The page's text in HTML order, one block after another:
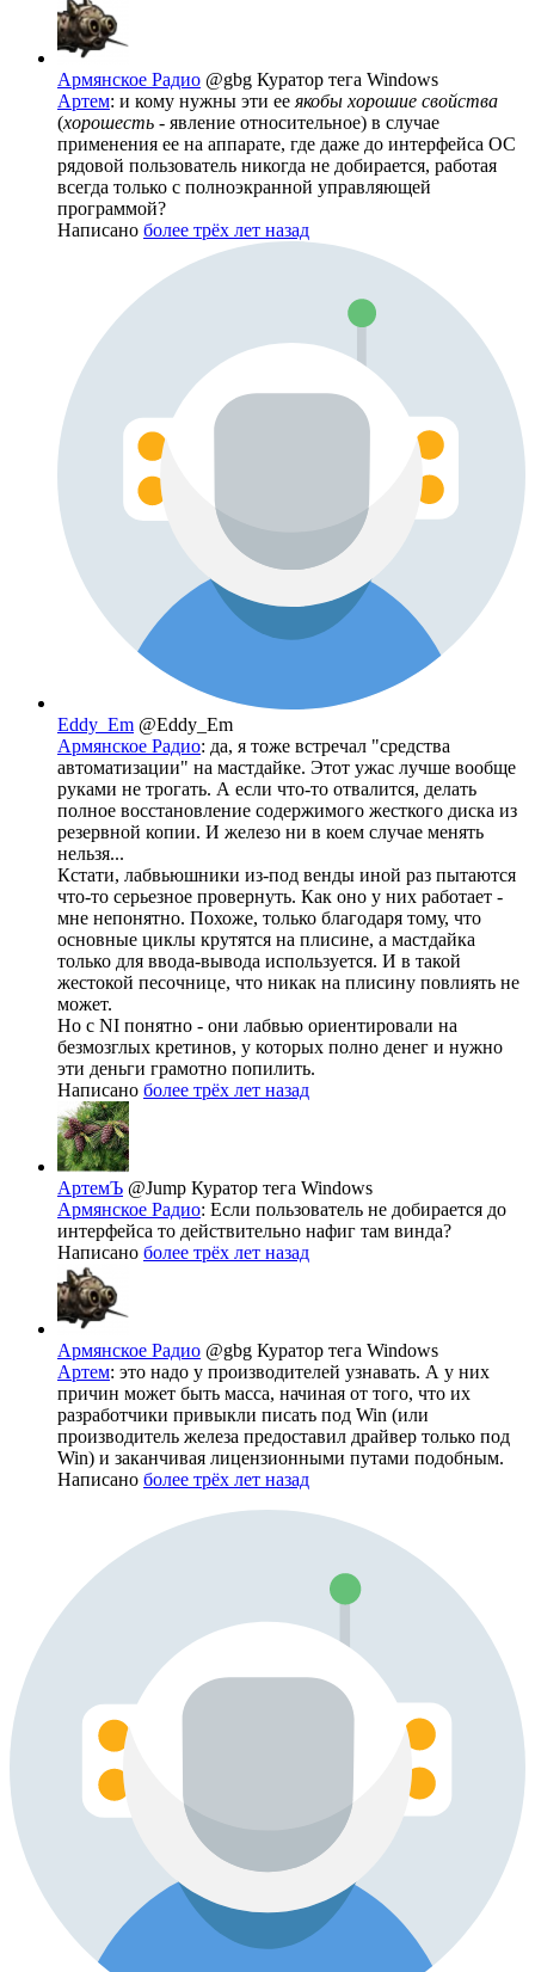
Армянское Радио @gbg Куратор тега Windows
Артем: и кому нужны эти ее якобы хорошие свойства
(хорошесть - явление относительное) в случае
применения ее на аппарате, где даже до интерфейса ОС
рядовой пользователь никогда не добирается, работая
всегда только с полноэкранной управляющей
программой?
Написано более трёх лет назад
Eddy_Em @Eddy_Em
Армянское Радио: да, я тоже встречал "средства
автоматизации" на мастдайке. Этот ужас лучше вообще
руками не трогать. А если что-то отвалится, делать
полное восстановление содержимого жесткого диска из
резервной копии. И железо ни в коем случае менять
нельзя...
Кстати, лабвьюшники из-под венды иной раз пытаются
что-то серьезное провернуть. Как оно у них работает -
мне непонятно. Похоже, только благодаря тому, что
основные циклы крутятся на плисине, а мастдайка
только для ввода-вывода используется. И в такой
жестокой песочнице, что никак на плисину повлиять не
может.
Но с NI понятно - они лабвью ориентировали на
безмозглых кретинов, у которых полно денег и нужно
эти деньги грамотно попилить.
Написано более трёх лет назад
АртемЪ @Jump Куратор тега Windows
Армянское Радио: Если пользователь не добирается до
интерфейса то действительно нафиг там винда?
Написано более трёх лет назад
Армянское Радио @gbg Куратор тега Windows
Артем: это надо у производителей узнавать. А у них
причин может быть масса, начиная от того, что их
разработчики привыкли писать под Win (или
производитель железа предоставил драйвер только под
Win) и заканчивая лицензионными путами подобным.
Написано более трёх лет назад